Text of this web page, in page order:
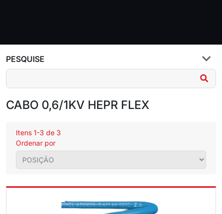
PESQUISE
CABO 0,6/1KV HEPR FLEX
Itens 1-3 de 3
Ordenar por